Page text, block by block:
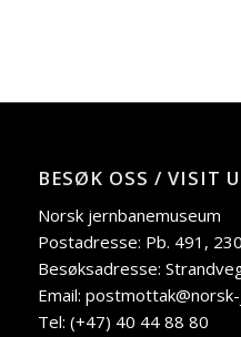
BESØK OSS / VISIT
Norsk jernbanemuseum
Postadresse: Pb. 491,
Besøksadresse:
Email:
Tel: (+47) 40 44 88 80